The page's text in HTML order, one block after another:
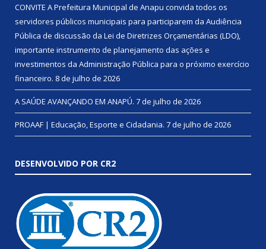
CONVITE A Prefeitura Municipal de Anapu convida todos os
servidores públicos municipais para participarem da Audiência
Pública de discussão da Lei de Diretrizes Orçamentárias (LDO),
importante instrumento de planejamento das ações e
investimentos da Administração Pública para o próximo exercício
financeiro. 8 de julho de 2026
A SAÚDE AVANÇANDO EM ANAPÚ. 7 de julho de 2026
PROAAF | Educação, Esporte e Cidadania. 7 de julho de 2026
DESENVOLVIDO POR CR2